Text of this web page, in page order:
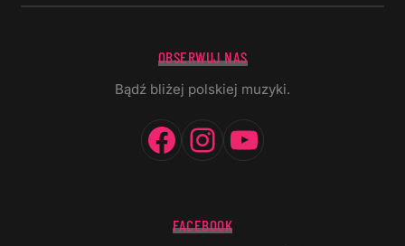
OBSERWUJ NAS
Bądź bliżej polskiej muzyki.
Facebook
Instagram
FACEBOOK